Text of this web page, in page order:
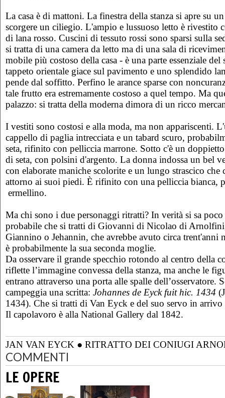
La casa è di mattoni. La finestra della stanza si apre su
scorgere un ciliegio. L'ampio e lussuoso letto è rivestito
di lana rosso. Cuscini di tessuto rossi sono sparsi sulla
si tratta di una camera da letto ma di una sala di
mobile più costoso della casa - è una parte essenziale
tappeto orientale giace sul pavimento e uno splendido
pende dal soffitto. Perfino le arance sparse con
tale frutto era estremamente costoso a quel tempo. Ma
palazzo: si tratta della moderna dimora di un ricco
I vestiti sono costosi e alla moda, ma non appariscenti.
cappello di paglia intrecciata e un tabard scuro,
seta, rifinito con pelliccia marrone. Sotto c'è un
di seta, con polsini d'argento. La donna indossa un bel
con elaborate maniche scolorite e un lungo strascico che
attorno ai suoi piedi. È rifinito con una pelliccia bianca,
ermellino.
Ma chi sono i due personaggi ritratti? In verità si sa poco
probabile che si tratti di Giovanni di Nicolao di
Giannino o Jehannin, che avrebbe avuto circa trent'anni
è probabilmente la sua seconda moglie.
Da osservare il grande specchio rotondo al centro della
riflette l’immagine convessa della stanza, ma anche le
entrano attraverso una porta alle spalle dell’osservatore.
campeggia una scritta: Johannes de Eyck fuit hic. 1434
1434). Che si tratti di Van Eyck e del suo servo in
Il capolavoro è alla National Gallery dal 1842.
JAN VAN EYCK ● RITRATTO DEI CONIUGI
COMMENTI
LE OPERE